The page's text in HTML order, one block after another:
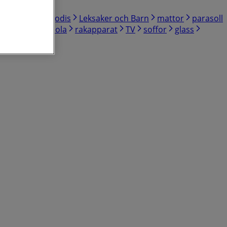
godis Leksaker och Barn mattor
parasoll
cola rakapparat TV soffor
glass